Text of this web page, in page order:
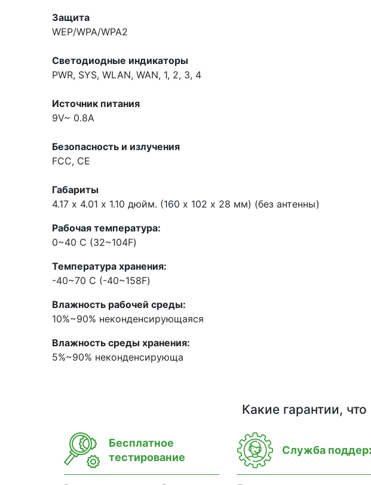
Защита
WEP/WPA/WPA2
Светодиодные индикаторы
PWR, SYS, WLAN, WAN, 1, 2, 3, 4
Источник питания
9V~ 0.8A
Безопасность и излучения
FCC, CE
Габариты
4.17 х 4.01 х 1.10 дюйм. (160 х 102 х 28 мм) (без антенны)
Рабочая температура:
0~40 С (32~104F)
Температура хранения:
-40~70 С (-40~158F)
Влажность рабочей среды:
10%~90% неконденсирующаяся
Влажность среды хранения:
5%~90% неконденсирующа
Какие гарантии,
Бесплатное
тестирование
Служба